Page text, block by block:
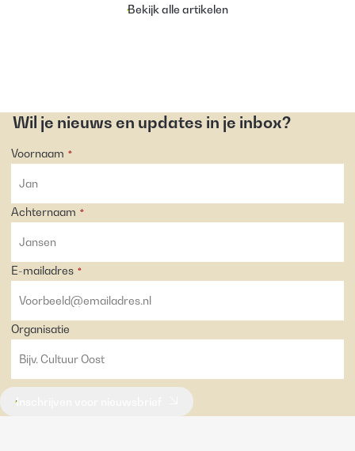
Bekijk alle artikelen
Wil je nieuws en updates in je inbox?
Voornaam *
Achternaam *
E-mailadres *
Organisatie
Inschrijven voor nieuwsbrief